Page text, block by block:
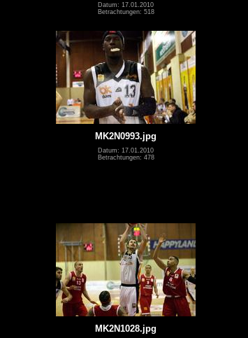
Datum: 17.01.2010
Betrachtungen: 518
MK2N0993.jpg
Datum: 17.01.2010
Betrachtungen: 478
MK2N1028.jpg